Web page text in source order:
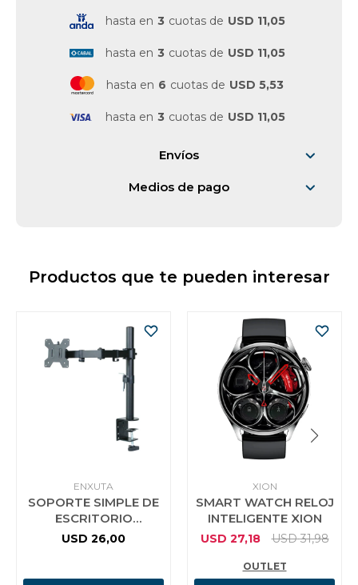
hasta en 3 cuotas de USD 11,05
hasta en 3 cuotas de USD 11,05
hasta en 6 cuotas de USD 5,53
hasta en 3 cuotas de USD 11,05
Envíos
Medios de pago
Productos que te pueden interesar
ENXUTA
SOPORTE SIMPLE DE
ESCRITORIO
MONITOR LED 14 A 27
USD 26,00
XION
SMART WATCH RELOJ
INTELIGENTE XION
USD 27,18 USD 31,98
OUTLET
Ferretería
Vestimenta y calzado